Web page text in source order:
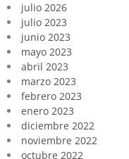
julio 2026
julio 2023
junio 2023
mayo 2023
abril 2023
marzo 2023
febrero 2023
enero 2023
diciembre 2022
noviembre 2022
octubre 2022